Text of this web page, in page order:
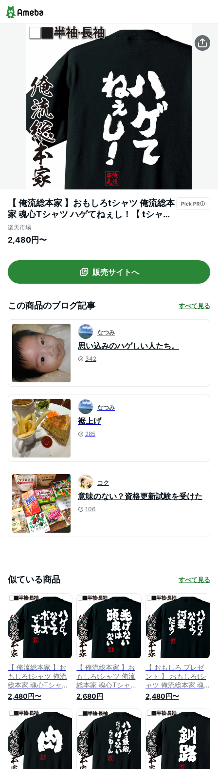
【 俺流総本家 】おもしろtシャツ 俺流総本
家 魂心Tシャツ ハゲてねぇし！【 tシャツ
長袖 メンズ レディース 漢字 文字 メッセー
ジtシャツおもしろ雑貨 ハゲ 河童 坊主 ボ
楽天市場
2,480円〜
販売サイトへ
この商品のブログ記事 すべて見る
なつみ
思い込みのハゲしい人たち。
342
なつみ
裾上げ
285
コク
意味のない？資格更新試験を受けた
106
似ている商品 すべて見る
【 俺流総本家 】お
もしろtシャツ 俺流
総本家 魂心Tシャツ
ハゲじゃなくてボー
ズです!【 tシャツ メ
ッセージtシャツ お
もしろ雑貨 文字tシ
ャツ 長袖 ジョークT
シャツ 日本語tシャ
ツ ネタtシャツ お笑
い ネタ ハゲ系】
2,480円〜
【 俺流総本家 】お
もしろtシャツ 俺流
総本家 魂心Tシャツ
禿げない頭皮はない
【 tシャツ 長袖 メン
ズ レディース 名言
漢字 文字 メッセー
ジtシャツ 文字tシャ
ツ 面白 プレゼント
白 黒 面白 バックプ
リント おもしろ ハ
ゲ ハゲ系】
2,680円
【 おもしろ プレゼ
ント 】 おもしろtシ
ャツ 俺流総本家 魂
心Tシャツ ハゲじゃ
ぁないよ！河童だ
よ！【 tシャツ 長袖
メンズ レディース
名言 文字 メッセー
ジtシャツ おもしろ
雑貨 文字tシャツ ハ
ゲ系】
2,480円〜